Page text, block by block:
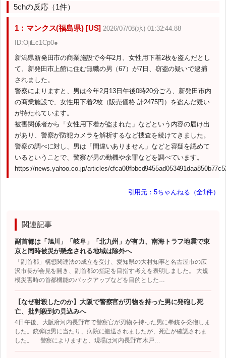
5chの反応（1件）
1：マンクス(福島県) [US] 2026/07/08(水) 01:32:44.88
ID:OjiEc1Cp0●
新潟県新発田市の商業施設で今年2月、女性用下着2枚を盗んだとし
て、新発田市上館に住む無職の男（67）が7日、窃盗の疑いで逮捕
されました。
警察によりますと、男は今年2月13日午後0時20分ごろ、新発田市内
の商業施設で、女性用下着2枚（販売価格 計2475円）を盗んだ疑い
が持たれています。
被害関係者から「女性用下着が盗まれた」などという内容の届け出
があり、警察が防犯カメラを解析するなど捜査を続けてきました。
警察の調べに対し、男は「間違いありません」などと容疑を認めて
いるということで、警察が男の動機や余罪などを調べています。
https://news.yahoo.co.jp/articles/
引用元：5ちゃんねる（全1件）
関連記事
副首都は「旭川」「岐阜」「北九州」が有力、南海トラフ地震で東
京と同時被災が懸念される地域は除外へ
「副首都」構想関連法の成立を受け、愛知県の大村知事と名古屋市の広
沢市長が会見を開き、副首都の指定を目指す考えを表明しました。 大規
模災害時の首都機能のバックアップなどを目的とした…
【なぜ射殺したのか】大阪で警察官が刃物を持った男に発砲し死
亡、批判殺到の見込みへ
4日午後、大阪府河内長野市で警察官が刃物を持った男に拳銃を発砲しま
した。銃弾は男に当たり、病院に搬送されましたが、死亡が確認されま
した。 警察によりますと、現場は河内長野市木戸…